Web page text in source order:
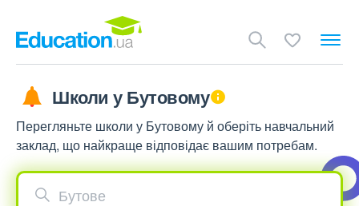
Школи у Бутовому
Перегляньте школи у Бутовому й оберіть навчальний
заклад, що найкраще відповідає вашим потребам.
Бутове